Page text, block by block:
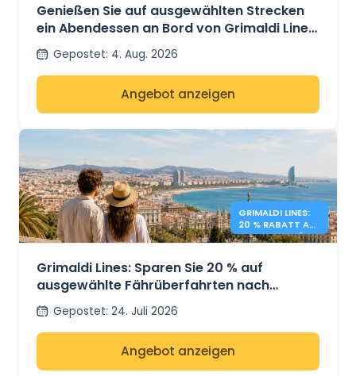
Genießen Sie auf ausgewählten Strecken
ein Abendessen an Bord von Grimaldi Lines
für 14,90 €.
Gepostet: 4. Aug. 2026
Angebot anzeigen
GRIMALDI LINES:
20 % RABATT AUF
MITTELMEERFÄHR
Grimaldi Lines: Sparen Sie 20 % auf
ausgewählte Fährüberfahrten nach
Sardinien, Sizilien und Spanien.
Gepostet: 24. Juli 2026
Angebot anzeigen